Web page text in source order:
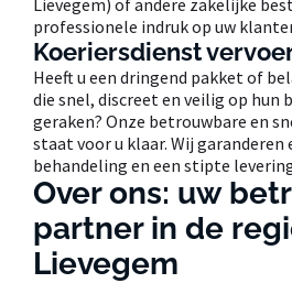
professionele indruk op uw
Koeriersdienst
Heeft u een dringend pakket of
die snel, discreet en veilig op
geraken? Onze betrouwbare en
staat voor u klaar. Wij garanderen
behandeling en een stipte
Over ons: uw
partner in de
Lievegem